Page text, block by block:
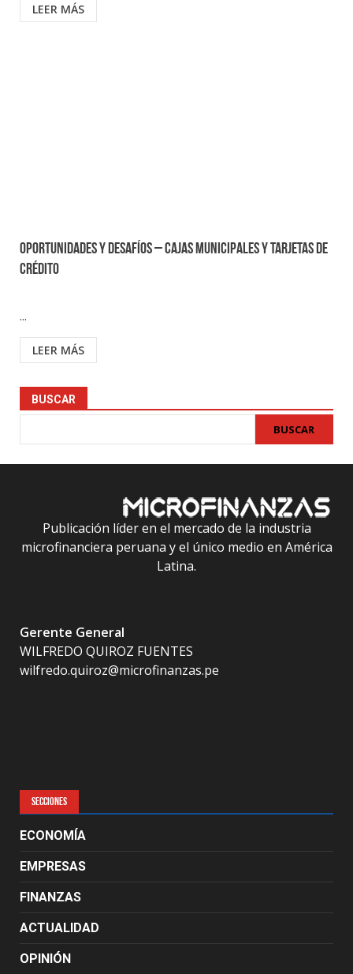
LEER MÁS
Oportunidades y desafíos – Cajas Municipales y tarjetas de
crédito
...
LEER MÁS
BUSCAR
BUSCAR
Publicación líder en el mercado de la industria
microfinanciera peruana y el único medio en América
Latina.
Gerente General
WILFREDO QUIROZ FUENTES
wilfredo.quiroz@microfinanzas.pe
SECCIONES
ECONOMÍA
EMPRESAS
FINANZAS
ACTUALIDAD
OPINIÓN